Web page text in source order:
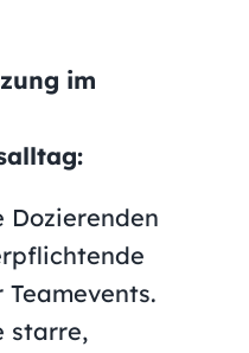
im
Dozierenden
starre,